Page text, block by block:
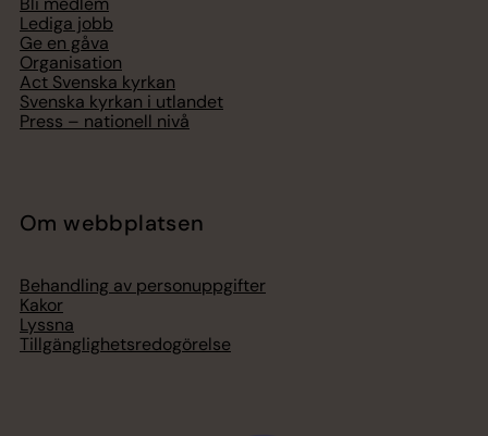
Lediga jobb
Ge en gåva
Organisation
Act Svenska kyrkan
Svenska kyrkan i utlandet
Press – nationell nivå
Om webbplatsen
Behandling av personuppgifter
Kakor
Lyssna
Tillgänglighetsredogörelse